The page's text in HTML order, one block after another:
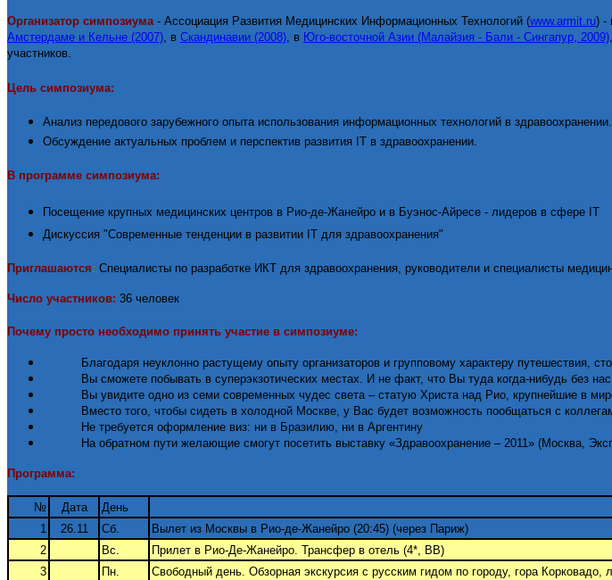
Организатор симпозиума - Ассоциация Развития Медицинских Информационных Технологий (www.armit.ru) -
Амстердаме и Кельне (2007), в Скандинавии (2008), в Юго-восточной Азии (Малайзия - Бали - Сингапур, 2009)
участников.
Цель симпозиума:
Анализ передового зарубежного опыта использования информационных технологий в здравоохранении.
Обсуждение актуальных проблем и перспектив развития IT в здравоохранении.
В программе симпозиума:
Посещение крупных медицинских центров в Рио-де-Жанейро и в Буэнос-Айресе - лидеров в сфере IT
Дискуссия "Современные тенденции в развитии IT для здравоохранения"
Приглашаются: Специалисты по разработке ИКТ для здравоохранения, руководители и специалисты
Число участников: 36 человек
Почему просто необходимо принять участие в симпозиуме:
Благодаря неуклонно растущему опыту организаторов и групповому характеру путешествия,
Вы сможете побывать в суперэкзотических местах. И не факт, что Вы туда когда-нибудь без
Вы увидите одно из семи современных чудес света – статую Христа над Рио, крупнейшие в
Вместо того, чтобы сидеть в холодной Москве, у Вас будет возможность пообщаться с
Не требуется оформление виз: ни в Бразилию, ни в Аргентину
На обратном пути желающие смогут посетить выставку «Здравоохранение – 2011» (Москва,
Программа:
№ Дата
День
1
26.11 Сб.
Вылет из Москвы в Рио-де-Жанейро (20:45) (через Париж)
2
Вс.
Прилет в Рио-Де-Жанейро. Трансфер в отель (4*, BB)
3
Пн. Свободный день. Обзорная экскурсия с русским гидом по городу, гора Корковадо,